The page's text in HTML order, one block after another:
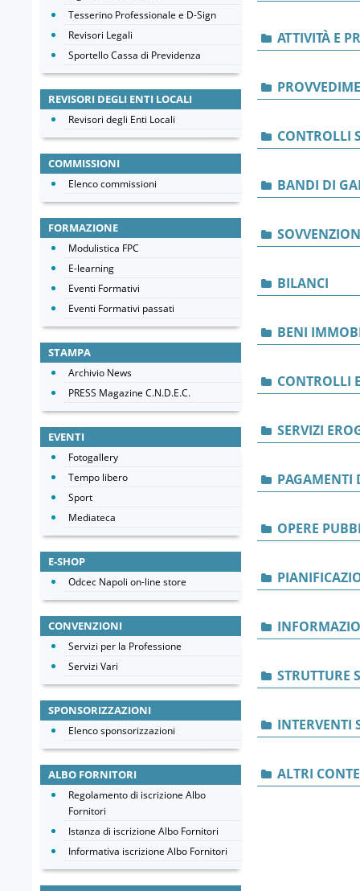
ATTIVITÀ E
CONTROLLI
BANDI DI
BILANCI
BENI
CONTROLLI
SERVIZI
PAGAMENTI
OPERE
STRUTTURE
INTERVENTI
ALTRI
Tesserino Professionale e D-Sign
Revisori Legali
Sportello Cassa di Previdenza
REVISORI DEGLI ENTI LOCALI
Revisori degli Enti Locali
COMMISSIONI
Elenco commissioni
FORMAZIONE
Modulistica FPC
E-learning
Eventi Formativi
Eventi Formativi passati
STAMPA
Archivio News
PRESS Magazine C.N.D.E.C.
EVENTI
Fotogallery
Tempo libero
Sport
Mediateca
E-SHOP
Odcec Napoli on-line store
CONVENZIONI
Servizi per la Professione
Servizi Vari
SPONSORIZZAZIONI
Elenco sponsorizzazioni
ALBO FORNITORI
Regolamento di iscrizione Albo
Fornitori
Istanza di iscrizione Albo Fornitori
Informativa iscrizione Albo Fornitori